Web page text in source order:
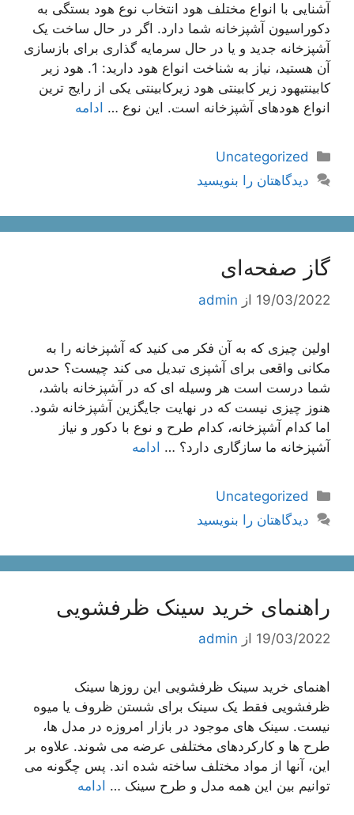
آشنایی با انواع مختلف هود انتخاب نوع هود بستگی به
دکوراسیون آشپزخانه شما دارد. اگر در حال ساخت یک
آشپزخانه جدید و یا در حال سرمایه گذاری برای بازسازی
آن هستید، نیاز به شناخت انواع هود دارید: 1. هود زیر
کابینتیهود زیر کابینتی هود زیرکابینتی یکی از رایج ترین
انواع هودهای آشپزخانه است. این نوع … ادامه
دسته‌ها
Uncategorized
دیدگاهتان را بنویسید
گاز صفحه‌ای
19/03/2022 از admin
اولین چیزی که به آن فکر می کنید که آشپزخانه را به
مکانی واقعی برای آشپزی تبدیل می کند چیست؟ حدس
شما درست است هر وسیله ای که در آشپزخانه باشد،
هنوز چیزی نیست که در نهایت جایگزین آشپزخانه شود.
اما کدام آشپزخانه، کدام طرح و نوع با دکور و نیاز
آشپزخانه ما سازگاری دارد؟ … ادامه
دسته‌ها
Uncategorized
دیدگاهتان را بنویسید
راهنمای خرید سینک ظرفشویی
19/03/2022 از admin
اهنمای خرید سینک ظرفشویی این روزها سینک
ظرفشویی فقط یک سینک برای شستن ظروف یا میوه
نیست. سینک های موجود در بازار امروزه در مدل ها،
طرح ها و کارکردهای مختلفی عرضه می شوند. علاوه بر
این، آنها از مواد مختلف ساخته شده اند. پس چگونه می
توانیم بین این همه مدل و طرح سینک … ادامه